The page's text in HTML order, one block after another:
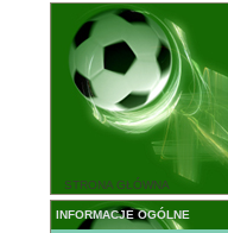
STRONA GŁÓWNA
INFORMACJE OGÓLNE